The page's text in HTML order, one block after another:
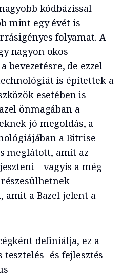
kódbázissal
mint egy évét is
folyamat. A
nagyon okos
bevezetésre, de ezzel
is építettek a
esetében is
önmagában a
jó megoldás, a
a Bitrise
meglátott, amit az
– vagyis a még
amit a Bazel jelent a
definiálja, ez a
és fejlesztés-